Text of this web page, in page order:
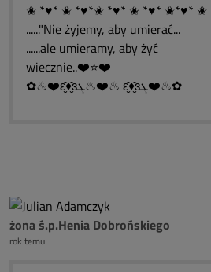
✬ *♥* ✬ *♥*✬ *♥* ✬ *♥* ✬*♥* ✬
......"Nie żyjemy, aby umierać...
......ale umieramy, aby żyć
wiecznie..❤️⭐❤️
✿♨❤️ԑ̮̑♦̮̑ɜܓ♨❤️♨ ԑ̮̑♦̮̑ɜܓ❤️♨✿
żona ś.p.Henia Dobrońskiego
rok temu